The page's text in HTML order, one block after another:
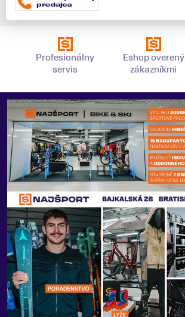
Profesionálny
servis
Eshop overený
zákazníkmi